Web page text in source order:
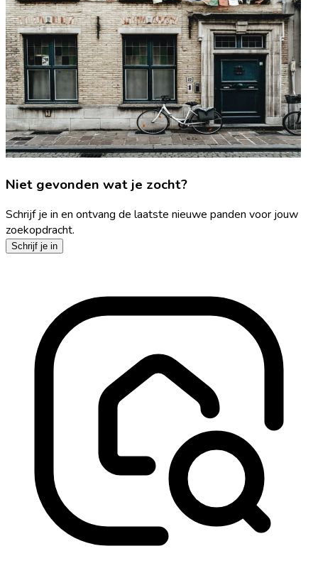
Niet gevonden wat je zocht?
Schrijf je in en ontvang de laatste nieuwe panden voor jouw
zoekopdracht.
Schrijf je in